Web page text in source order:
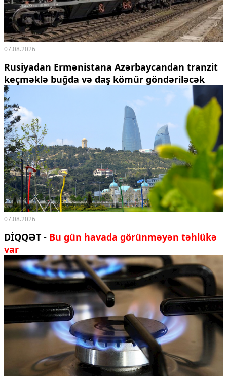
07.08.2026
Rusiyadan Ermənistana Azərbaycandan tranzit
keçməklə buğda və daş kömür göndəriləcək
07.08.2026
DİQQƏT - Bu gün havada görünməyən təhlükə
var